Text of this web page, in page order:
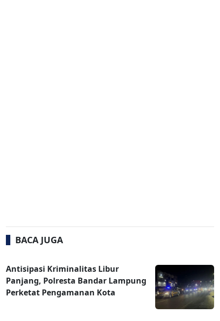
BACA JUGA
Antisipasi Kriminalitas Libur
Panjang, Polresta Bandar Lampung
Perketat Pengamanan Kota